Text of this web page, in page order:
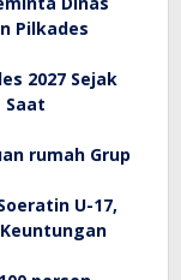
2027 Sejak
Saat
U-17,